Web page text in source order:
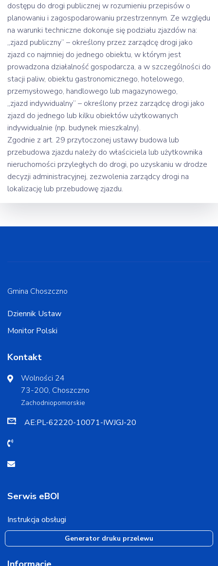
dostępu do drogi publicznej w rozumieniu przepisów o
planowaniu i zagospodarowaniu przestrzennym. Ze względu
na warunki techniczne dokonuje się podziału zjazdów na:
„zjazd publiczny” – określony przez zarządcę drogi jako
zjazd co najmniej do jednego obiektu, w którym jest
prowadzona działalność gospodarcza, a w szczególności do
stacji paliw, obiektu gastronomicznego, hotelowego,
przemysłowego, handlowego lub magazynowego,
„zjazd indywidualny” – określony przez zarządcę drogi jako
zjazd do jednego lub kilku obiektów użytkowanych
indywidualnie (np. budynek mieszkalny).
Zgodnie z art. 29 przytoczonej ustawy budowa lub
przebudowa zjazdu należy do właściciela lub użytkownika
nieruchomości przyległych do drogi, po uzyskaniu w drodze
decyzji administracyjnej, zezwolenia zarządcy drogi na
lokalizację lub przebudowę zjazdu.
Gmina Choszczno
Dziennik Ustaw
Monitor Polski
Kontakt
Wolności 24
73-200, Choszczno
Zachodniopomorskie
AE:PL-62220-10071-IWJGJ-20
Serwis eBOI
Instrukcja obsługi
Generator druku przelewu